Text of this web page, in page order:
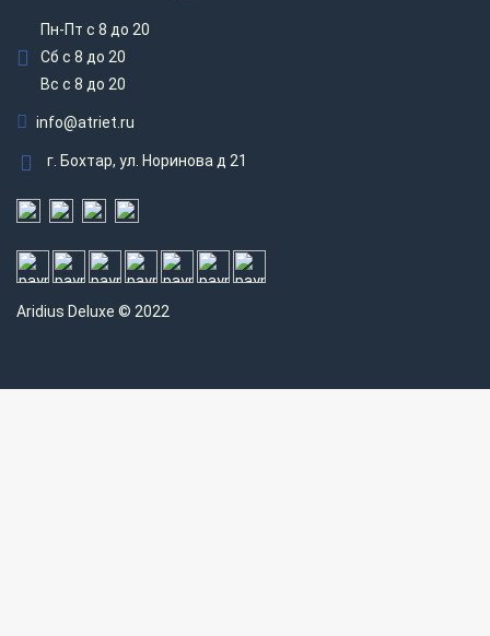
Пн-Пт с 8 до 20
Сб с 8 до 20
Вс c 8 до 20
info@atriet.ru
г. Бохтар, ул. Норинова д 21
Aridius Deluxe © 2022